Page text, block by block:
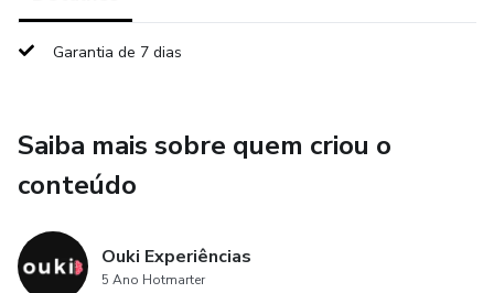
Garantia de 7 dias
Saiba mais sobre quem criou o
conteúdo
Ouki Experiências
5 Ano Hotmarter